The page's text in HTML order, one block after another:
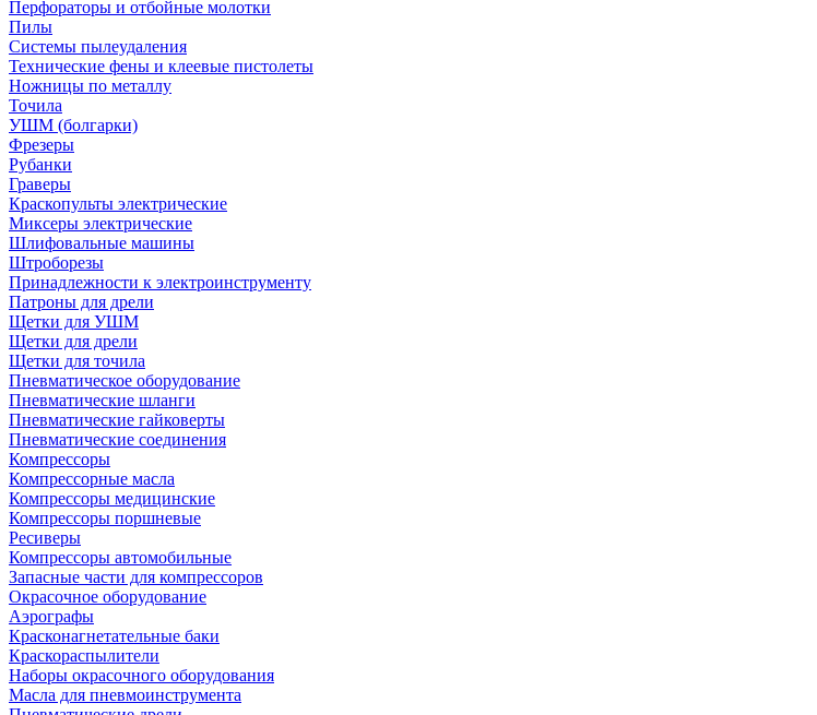
Перфораторы и отбойные молотки
Пилы
Системы пылеудаления
Технические фены и клеевые пистолеты
Ножницы по металлу
Точила
УШМ (болгарки)
Фрезеры
Рубанки
Граверы
Краскопульты электрические
Миксеры электрические
Шлифовальные машины
Штроборезы
Принадлежности к электроинструменту
Патроны для дрели
Щетки для УШМ
Щетки для дрели
Щетки для точила
Пневматическое оборудование
Пневматические шланги
Пневматические гайковерты
Пневматические соединения
Компрессоры
Компрессорные масла
Компрессоры медицинские
Компрессоры поршневые
Ресиверы
Компрессоры автомобильные
Запасные части для компрессоров
Окрасочное оборудование
Аэрографы
Красконагнетательные баки
Краскораспылители
Наборы окрасочного оборудования
Масла для пневмоинструмента